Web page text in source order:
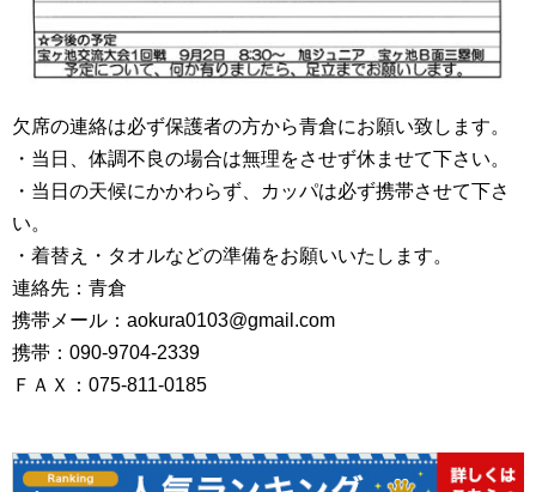
欠席の連絡は必ず保護者の方から青倉にお願い致します。
・当日、体調不良の場合は無理をさせず休ませて下さい。
・当日の天候にかかわらず、カッパは必ず携帯させて下さ
い。
・着替え・タオルなどの準備をお願いいたします。
連絡先：青倉
携帯メール：aokura0103@gmail.com
携帯：090-9704-2339
ＦＡＸ：075-811-0185